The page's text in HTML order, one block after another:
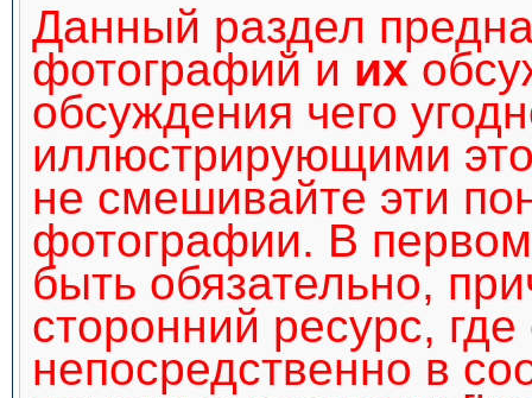
Данный раздел
фотографий и их
обсуждения чего
иллюстрирующими
не смешивайте эти
фотографии. В
быть обязательно,
сторонний ресурс,
непосредственно в